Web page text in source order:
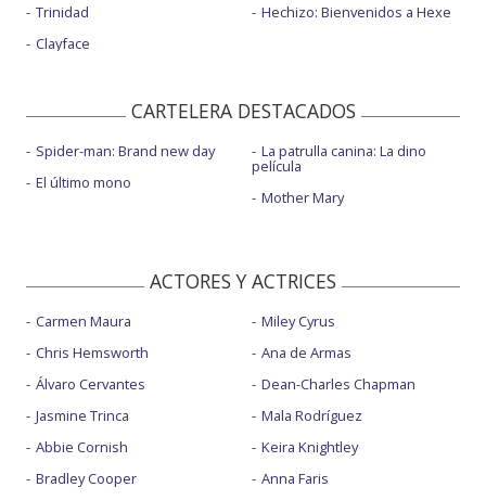
Trinidad
Clayface
Hechizo: Bienvenidos a Hexe
CARTELERA DESTACADOS
Spider-man: Brand new day
El último mono
La patrulla canina: La dino
película
Mother Mary
ACTORES Y ACTRICES
Carmen Maura
Chris Hemsworth
Álvaro Cervantes
Jasmine Trinca
Abbie Cornish
Bradley Cooper
Miley Cyrus
Ana de Armas
Dean-Charles Chapman
Mala Rodríguez
Keira Knightley
Anna Faris